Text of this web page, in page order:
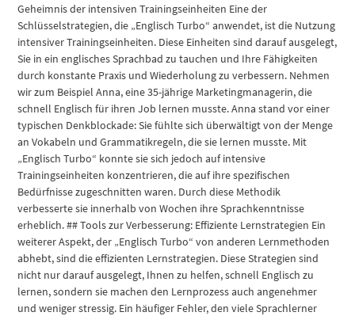
Geheimnis der intensiven Trainingseinheiten Eine der
Schlüsselstrategien, die „Englisch Turbo“ anwendet, ist die Nutzung
intensiver Trainingseinheiten. Diese Einheiten sind darauf ausgelegt,
Sie in ein englisches Sprachbad zu tauchen und Ihre Fähigkeiten
durch konstante Praxis und Wiederholung zu verbessern. Nehmen
wir zum Beispiel Anna, eine 35-jährige Marketingmanagerin, die
schnell Englisch für ihren Job lernen musste. Anna stand vor einer
typischen Denkblockade: Sie fühlte sich überwältigt von der Menge
an Vokabeln und Grammatikregeln, die sie lernen musste. Mit
„Englisch Turbo“ konnte sie sich jedoch auf intensive
Trainingseinheiten konzentrieren, die auf ihre spezifischen
Bedürfnisse zugeschnitten waren. Durch diese Methodik
verbesserte sie innerhalb von Wochen ihre Sprachkenntnisse
erheblich. ## Tools zur Verbesserung: Effiziente Lernstrategien Ein
weiterer Aspekt, der „Englisch Turbo“ von anderen Lernmethoden
abhebt, sind die effizienten Lernstrategien. Diese Strategien sind
nicht nur darauf ausgelegt, Ihnen zu helfen, schnell Englisch zu
lernen, sondern sie machen den Lernprozess auch angenehmer
und weniger stressig. Ein häufiger Fehler, den viele Sprachlerner